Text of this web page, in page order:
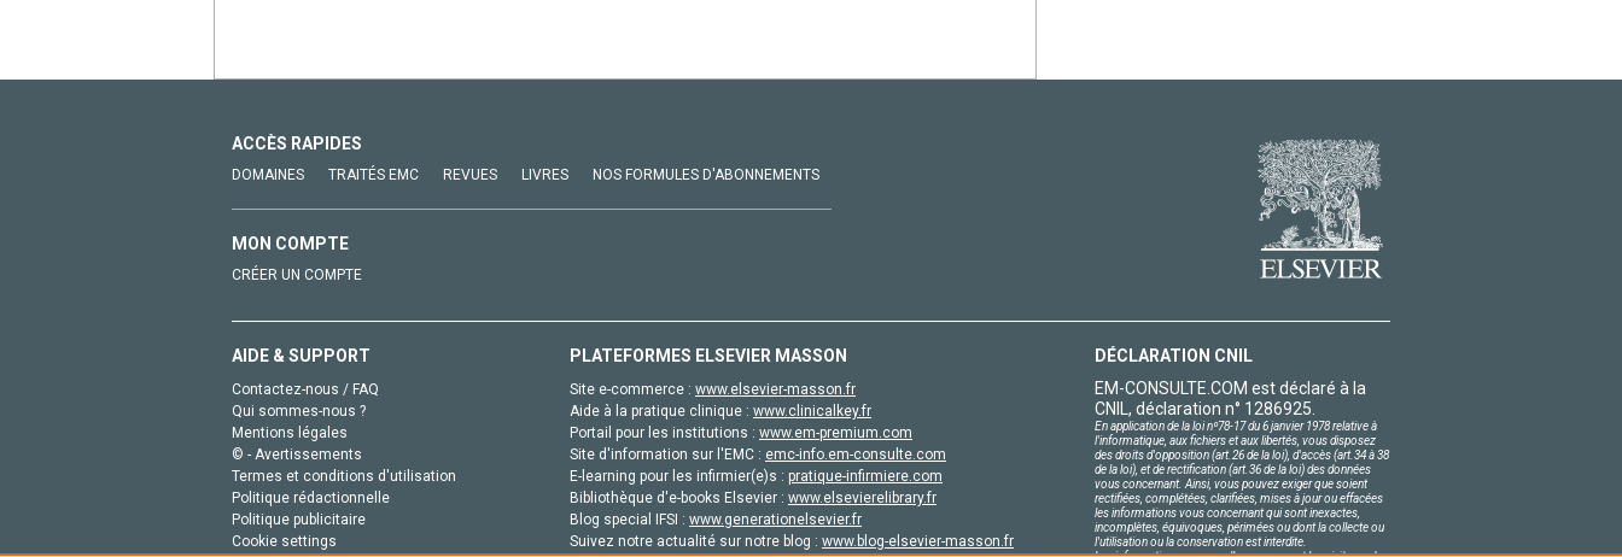
ACCÈS RAPIDES
DOMAINES TRAITÉS EMC REVUES LIVRES NOS FORMULES D'ABONNEMENTS
MON COMPTE
CRÉER UN COMPTE
AIDE & SUPPORT
Contactez-nous / FAQ
Qui sommes-nous ?
Mentions légales
© - Avertissements
Termes et conditions d'utilisation
Politique rédactionnelle
Politique publicitaire
Cookie settings
PLATEFORMES ELSEVIER MASSON
Site e-commerce : www.elsevier-masson.fr
Aide à la pratique clinique : www.clinicalkey.fr
Portail pour les institutions : www.em-premium.com
Site d'information sur l'EMC : emc-info.em-consulte.com
E-learning pour les infirmier(e)s : pratique-infirmiere.com
Bibliothèque d'e-books Elsevier : www.elsevierelibrary.fr
Blog special IFSI : www.generationelsevier.fr
Suivez notre actualité sur notre blog : www.blog-elsevier-masson.fr
DÉCLARATION CNIL
EM-CONSULTE.COM est déclaré à la
CNIL, déclaration n° 1286925.
En application de la loi nº78-17 du 6 janvier 1978 relative à
l'informatique, aux fichiers et aux libertés, vous disposez
des droits d'opposition (art.26 de la loi), d'accès (art.34 à 38
de la loi), et de rectification (art.36 de la loi) des données
vous concernant. Ainsi, vous pouvez exiger que soient
rectifiées, complétées, clarifiées, mises à jour ou effacées
les informations vous concernant qui sont inexactes,
incomplètes, équivoques, périmées ou dont la collecte ou
l'utilisation ou la conservation est interdite.